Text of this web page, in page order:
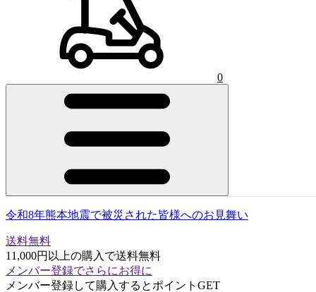
0
令和8年熊本地震で被災された皆様へのお見舞い
送料無料
11,000円以上の購入で送料無料
メンバー登録でさらにお得に
メンバー登録して購入するとポイントGET